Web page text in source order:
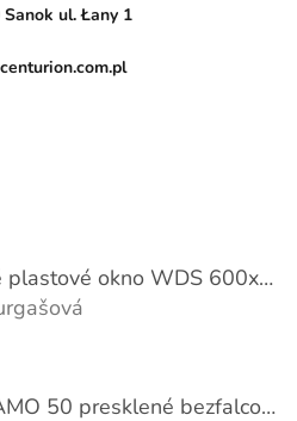
ul. Łany 1
Jednokrídlové plastové okno WDS 600x1000
je 5 z 5 hviezdičiek.
Dvere BERGAMO 50 presklené bezfalcové EXTRA